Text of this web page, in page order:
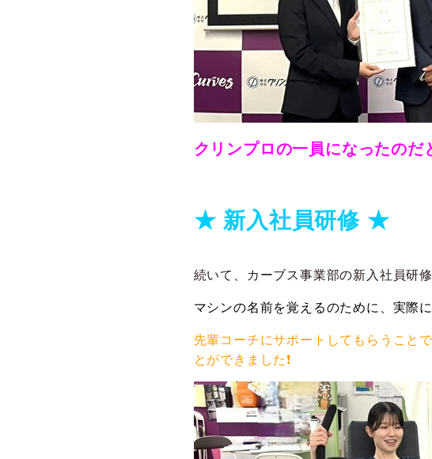
クリンプロの一員になったのだ
★ 新入社員研修 ★
続いて、カーブス事業部の新入社員研
マシンの名前を覚えるのために、実際
先輩コーチにサポートしてもらうこと
とができました❗